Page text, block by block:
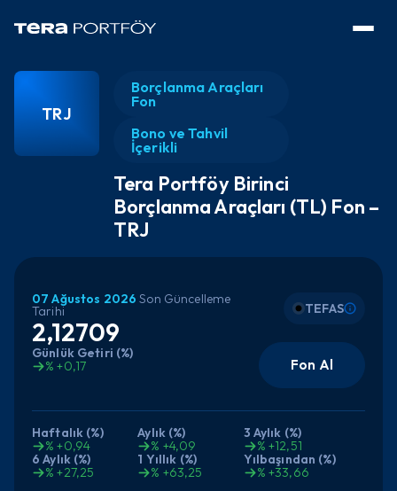
TRJ
Tera Portföy Birinci
Borçlanma Araçları (TL) Fon –
TRJ
Borçlanma Araçları
Fon
Bono ve Tahvil
İçerikli
07 Ağustos 2026 Son Güncelleme
Tarihi
2,12709
Günlük Getiri (%)
% +0,17
TEFAS
Fon Al
Haftalık (%)
% +0,94
Aylık (%)
% +4,09
3 Aylık (%)
% +12,51
6 Aylık (%)
% +27,25
1 Yıllık (%)
% +63,25
Yılbaşından (%)
% +33,66